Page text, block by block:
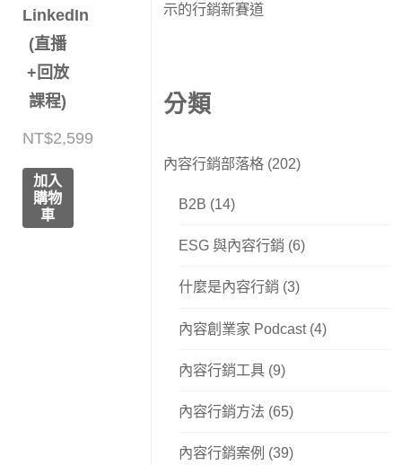
LinkedIn
(直播
+回放
課程)
NT$2,599
加入
購物
車
示的行銷新賽道
分類
內容行銷部落格 (202)
B2B (14)
ESG 與內容行銷 (6)
什麼是內容行銷 (3)
內容創業家 Podcast(4)
內容行銷工具(9)
內容行銷方法(65)
內容行銷案例 (39)